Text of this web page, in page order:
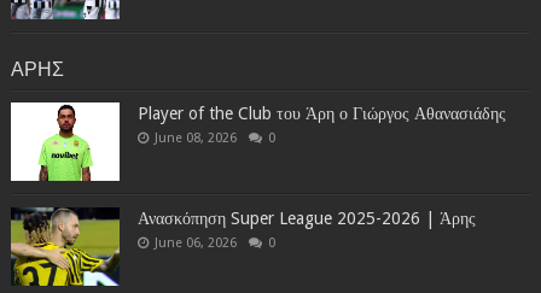
ΑΡΗΣ
Player of the Club του Άρη ο Γιώργος Αθανασιάδης
June 08, 2026 0
Ανασκόπηση Super League 2025-2026 | Άρης
June 06, 2026 0